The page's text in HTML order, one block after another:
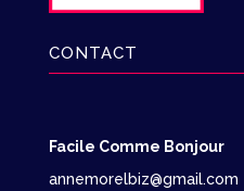
CONTACT
Facile Comme Bonjour
annemorelbiz@gmail.com